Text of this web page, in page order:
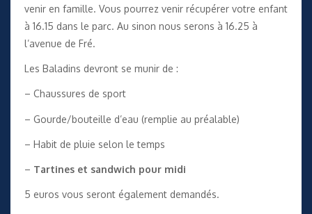
venir en famille. Vous pourrez venir récupérer votre enfant
à 16.15 dans le parc. Au sinon nous serons à 16.25 à
l’avenue de Fré.
Les Baladins devront se munir de :
– Chaussures de sport
– Gourde/bouteille d’eau (remplie au préalable)
– Habit de pluie selon le temps
– Tartines et sandwich pour midi
5 euros vous seront également demandés.